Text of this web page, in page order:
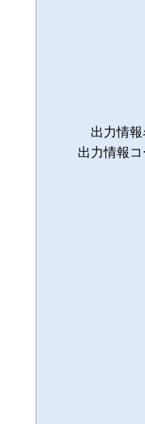
出力情
出力情報